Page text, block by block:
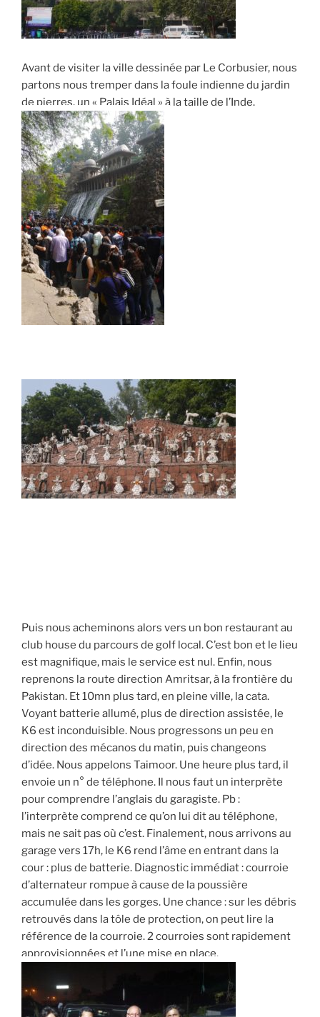
Avant de visiter la ville dessinée par Le Corbusier, nous
partons nous tremper dans la foule indienne du jardin
de pierres, un « Palais Idéal » à la taille de l’Inde.
Puis nous acheminons alors vers un bon restaurant au
club house du parcours de golf local. C’est bon et le lieu
est magnifique, mais le service est nul. Enfin, nous
reprenons la route direction Amritsar, à la frontière du
Pakistan. Et 10mn plus tard, en pleine ville, la cata.
Voyant batterie allumé, plus de direction assistée, le
K6 est inconduisible. Nous progressons un peu en
direction des mécanos du matin, puis changeons
d’idée. Nous appelons Taimoor. Une heure plus tard, il
envoie un n° de téléphone. Il nous faut un interprète
pour comprendre l’anglais du garagiste. Pb :
l’interprète comprend ce qu’on lui dit au téléphone,
mais ne sait pas où c’est. Finalement, nous arrivons au
garage vers 17h, le K6 rend l’âme en entrant dans la
cour : plus de batterie. Diagnostic immédiat : courroie
d’alternateur rompue à cause de la poussière
accumulée dans les gorges. Une chance : sur les débris
retrouvés dans la tôle de protection, on peut lire la
référence de la courroie. 2 courroies sont rapidement
approvisionnées et l’une mise en place.